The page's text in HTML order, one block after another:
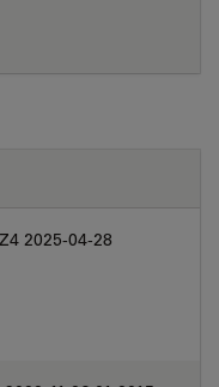
2025-04-28